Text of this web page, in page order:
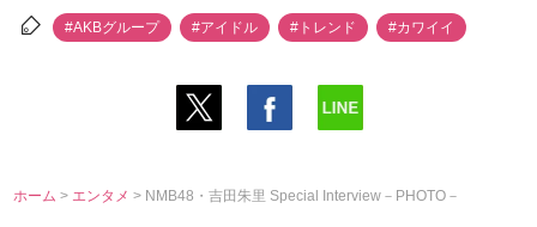
#AKBグループ #アイドル #トレンド #カワイイ
ホーム > エンタメ> NMB48・吉田朱里 Special Interview－PHOTO－